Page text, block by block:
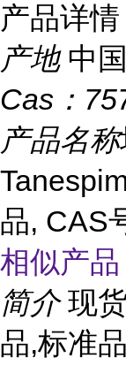
产品详情
产地 中
Cas：
产品名称
品, CAS
相似产
简介 现
品,标准